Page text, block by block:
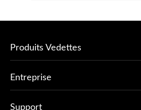
Produits Vedettes
Entreprise
Support